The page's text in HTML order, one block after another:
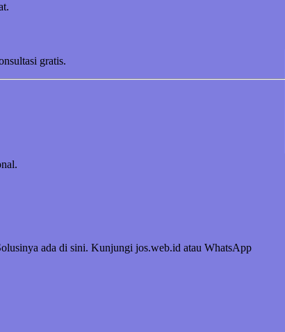
gratis.
ada di sini. Kunjungi jos.web.id atau WhatsApp